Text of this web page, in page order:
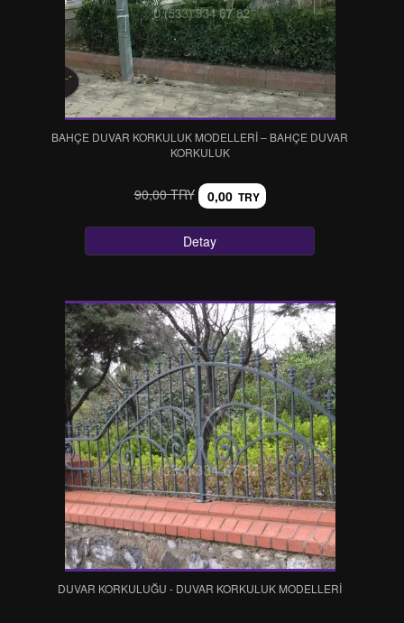
BAHÇE DUVAR KORKULUK MODELLERİ – BAHÇE DUVAR
KORKULUK
90,00 TRY 0,00 TRY
Detay
DUVAR KORKULUĞU - DUVAR KORKULUK MODELLERI